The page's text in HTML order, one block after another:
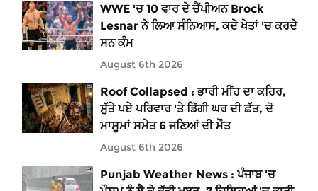
WWE 'ਚ 10 ਵਾਰ ਦੇ ਚੈਂਪੀਅਨ Brock
Lesnar ਨੇ ਲਿਆ ਸੰਨਿਆਸ, ਕਦੇ ਖੇਤਾਂ 'ਚ ਕਰਦੇ
ਸਨ ਕੰਮ
August 6th 2026
Roof Collapsed : ਭਾਰੀ ਮੀਂਹ ਦਾ ਕਹਿਰ,
ਸੁੱਤੇ ਪਏ ਪਰਿਵਾਰ 'ਤੇ ਡਿੱਗੀ ਘਰ ਦੀ ਛੱਤ, ਦੋ
ਮਾਸੂਮਾਂ ਸਮੇਤ 6 ਜਣਿਆਂ ਦੀ ਮੌਤ
August 6th 2026
Punjab Weather News : ਪੰਜਾਬ 'ਚ